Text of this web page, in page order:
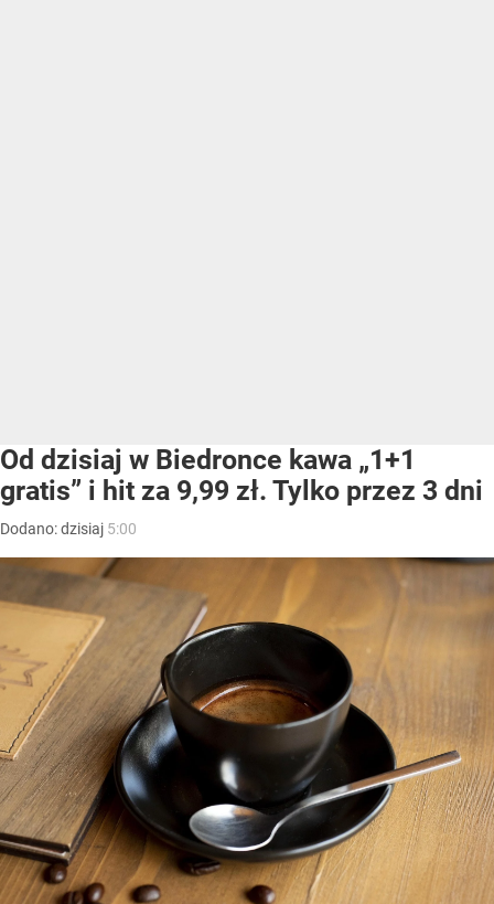
Od dzisiaj w Biedronce kawa „1+1
gratis” i hit za 9,99 zł. Tylko przez 3 dni
Dodano:dzisiaj 5:00